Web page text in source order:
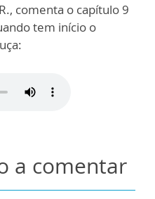
comenta o capítulo 9
tem início o
a comentar